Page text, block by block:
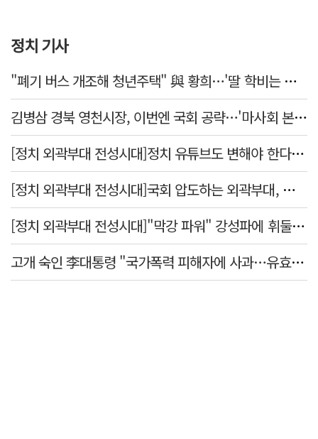
정치 기사
"폐기 버스 개조해 청년주택" 與 황희…'딸 학비는 年 4200만원'
김병삼 경북 영천시장, 이번엔 국회 공략…'마사회 본사 이전·광역교통망 확충' 요청
[정치 외곽부대 전성시대]정치 유튜브도 변해야 한다 "화합과 존중"
[정치 외곽부대 전성시대]국회 압도하는 외곽부대, 목소리 왜 커지나?
[정치 외곽부대 전성시대]"막강 파워" 강성파에 휘둘리는 여야 …"이슈 메이킹" 커지는 변방의 북소리
고개 숙인 李대통령 "국가폭력 피해자에 사과…유효기간 없는 책임"